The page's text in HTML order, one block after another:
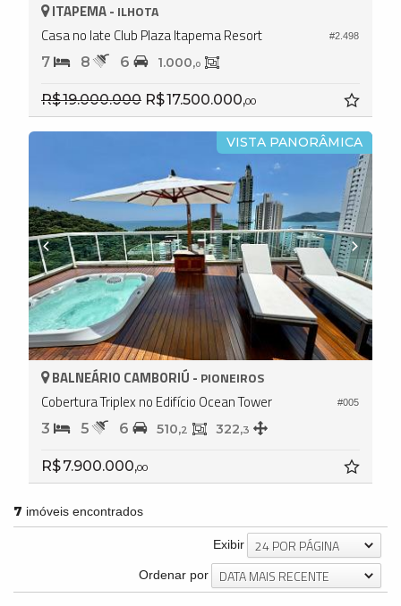
#2.498
ITAPEMA - ILHOTA
Casa no Iate Club Plaza Itapema Resort
7 8 6 1.000,0
R$ 19.000.000 R$ 17.500.000,00
VISTA PANORÂMICA
#005
BALNEÁRIO CAMBORIÚ - PIONEIROS
Cobertura Triplex no Edifício Ocean Tower
3 5 6 510,2 322,3
R$ 7.900.000,00
7 imóveis encontrados
Exibir 24 POR PÁGINA
Ordenar por DATA MAIS RECENTE